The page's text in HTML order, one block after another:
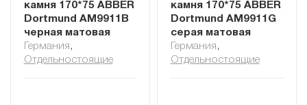
камня 170*75 ABBER
Dortmund AM9911B
черная матовая
Германия ,
Отдельностоящие
камня 170*75 ABBER
Dortmund AM9911G
серая матовая
Германия ,
Отдельностоящие